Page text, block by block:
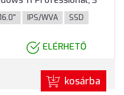
16.0" IPS/WVA
SSD
ELÉRHETŐ
kosárba